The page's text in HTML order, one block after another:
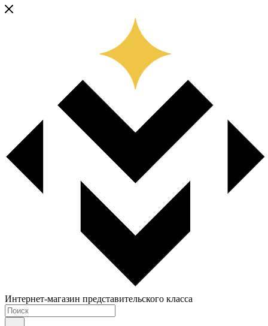
Интернет-магазин представительского класса